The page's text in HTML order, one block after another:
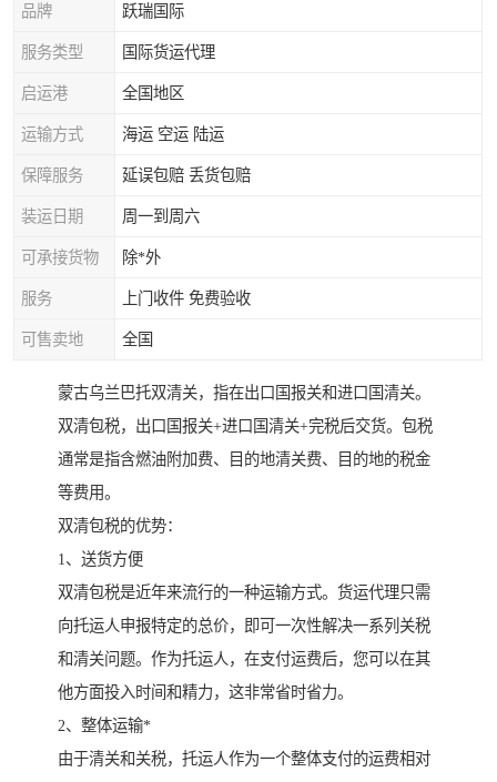
品牌 跃瑞国际
服务类型 国际货运代理
启运港 全国地区
运输方式 海运 空运 陆运
保障服务 延误包赔 丢货包赔
装运日期 周一到周六
可承接货物 除*外
服务 上门收件 免费验收
可售卖地 全国
蒙古乌兰巴托双清关，指在出口国报关和进口国清关。
双清包税，出口国报关+进口国清关+完税后交货。包税
通常是指含燃油附加费、目的地清关费、目的地的税金
等费用。
双清包税的优势：
1、送货方便
双清包税是近年来流行的一种运输方式。货运代理只需
向托运人申报特定的总价，即可一次性解决一系列关税
和清关问题。作为托运人，在支付运费后，您可以在其
他方面投入时间和精力，这非常省时省力。
2、整体运输*
由于清关和关税，托运人作为一个整体支付的运费相对